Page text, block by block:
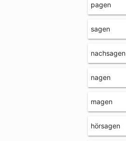
pagen
sagen
nachsagen
nagen
magen
hörsagen